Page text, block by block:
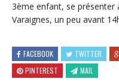
3ème enfant, se présenter
Varaignes, un peu avant
FACEBOOK TWITTER
PINTEREST
MAIL